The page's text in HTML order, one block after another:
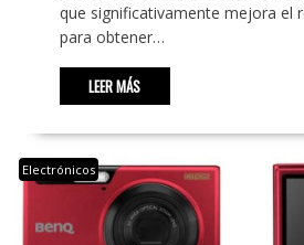
que significativamente mejora el
para obtener…
LEER MÁS
Electrónicos